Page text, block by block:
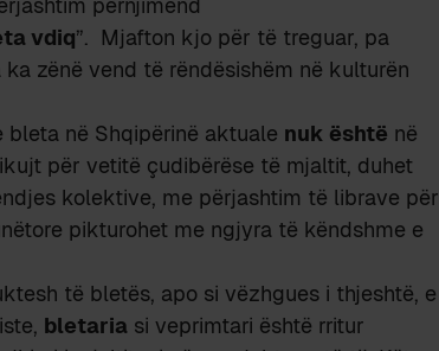
vdiq”. Mjafton kjo për të treguar, pa
zënë vend të rëndësishëm në kulturën
në Shqipërinë aktuale nuk është në
për vetitë çudibërëse të mjaltit, duhet
kolektive, me përjashtim të librave për
pikturohet me ngjyra të këndshme e
të bletës, apo si vëzhgues i thjeshtë, e
bletaria si veprimtari është rritur